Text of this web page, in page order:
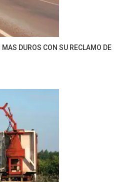
DUROS CON SU RECLAMO DE